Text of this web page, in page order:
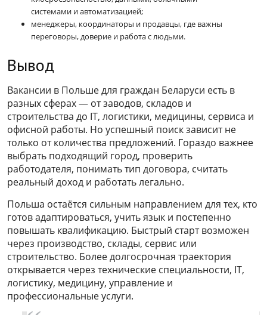
системами и автоматизацией;
менеджеры, координаторы и продавцы, где важны
переговоры, доверие и работа с людьми.
Вывод
Вакансии в Польше для граждан Беларуси есть в
разных сферах — от заводов, складов и
строительства до IT, логистики, медицины, сервиса и
офисной работы. Но успешный поиск зависит не
только от количества предложений. Гораздо важнее
выбрать подходящий город, проверить
работодателя, понимать тип договора, считать
реальный доход и работать легально.
Польша остаётся сильным направлением для тех, кто
готов адаптироваться, учить язык и постепенно
повышать квалификацию. Быстрый старт возможен
через производство, склады, сервис или
строительство. Более долгосрочная траектория
открывается через технические специальности, IT,
логистику, медицину, управление и
профессиональные услуги.